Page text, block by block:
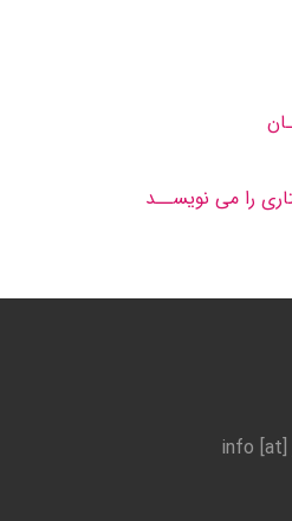
را می نویســد
info [at]